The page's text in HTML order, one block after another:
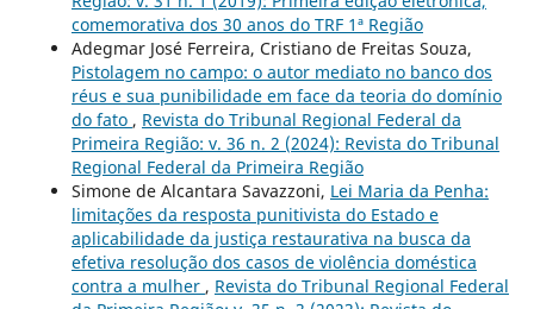
comemorativa dos 30 anos do TRF 1ª Região
Adegmar José Ferreira, Cristiano de Freitas Souza,
Pistolagem no campo: o autor mediato no banco dos
réus e sua punibilidade em face da teoria do domínio
do fato , Revista do Tribunal Regional Federal da
Primeira Região: v. 36 n. 2 (2024): Revista do Tribunal
Regional Federal da Primeira Região
Simone de Alcantara Savazzoni, Lei Maria da Penha:
limitações da resposta punitivista do Estado e
aplicabilidade da justiça restaurativa na busca da
efetiva resolução dos casos de violência doméstica
contra a mulher , Revista do Tribunal Regional Federal